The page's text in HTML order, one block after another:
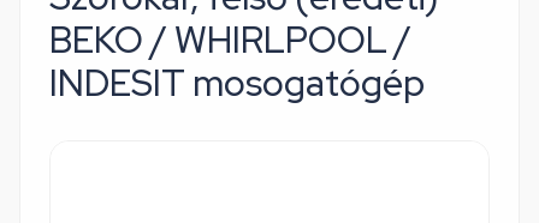
BEKO / WHIRLPOOL /
INDESIT mosogatógép